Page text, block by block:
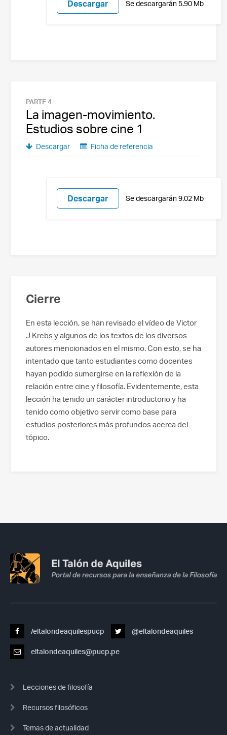
Descargar Se descargarán 5.90 Mb
PARTE 4
La imagen-movimiento.
Estudios sobre cine 1
Descargar Ficha de referencia
Descargar Se descargarán 9.02 Mb
Cierre
En esta lección, se han revisado el vídeo de Victor
J Krebs y algunos de los textos de los diversos
autores mencionados en el mismo. Con esto, se ha
intentado que tanto estudiantes como docentes
hayan podido sumergirse en la reflexión de la
relación entre cine y filosofía. Evidentemente, esta
lección ha tenido un carácter introductorio y ha
tenido como objetivo servir como base para
estudios posteriores más profundos acerca del
tópico.
/eltalondeaquilespucp @eltalondeaquiles
eltalondeaquiles@pucp.pe
Lecciones de filosofía
Recursos filosóficos
Temas de actualidad